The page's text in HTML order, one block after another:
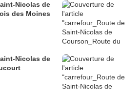
Nicolas de
des Moines
Nicolas de